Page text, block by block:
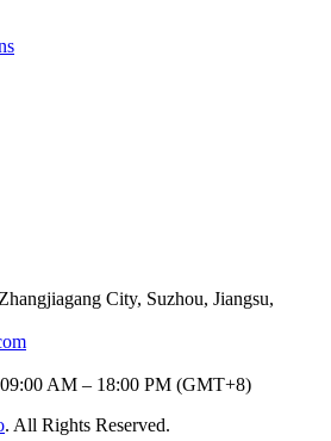
City, Suzhou, Jiangsu,
AM – 18:00 PM (GMT+8)
. All Rights Reserved.